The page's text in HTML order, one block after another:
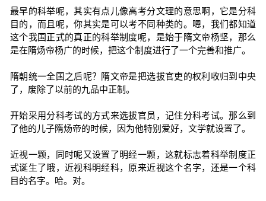
最早的科举呢，其实有点儿像高考分文理的意思啊，它是分科
目的，而且呢，你其实是可以考不同种类的。嗯，我们都知道
这个我国正式的真正的科举制度呢，是始于隋文帝杨坚，那么
是在隋炀帝杨广的时候，把这个制度进行了一个完善和推广。
隋朝统一全国之后呢？隋文帝是把选拔官吏的权利收归到中央
了，废除了以前的九品中正制。
开始采用分科考试的方式来选拔官员，记住分科考试。那么到
了他的儿子隋炀帝的时候，因为他特别爱好，文学就设置了。
近视一颗，同时呢又设置了明经一颗，这就标志着科举制度正
式诞生了哦，近视科明经科，原来近视这个名字，还是一个科
目的名字。哈。对。